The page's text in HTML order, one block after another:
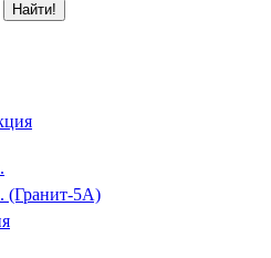
Найти!
(Гранит-5А)